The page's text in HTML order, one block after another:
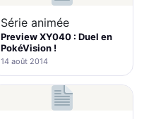
Série animée
Preview XY040 : Duel en
PokéVision !
14 août 2014